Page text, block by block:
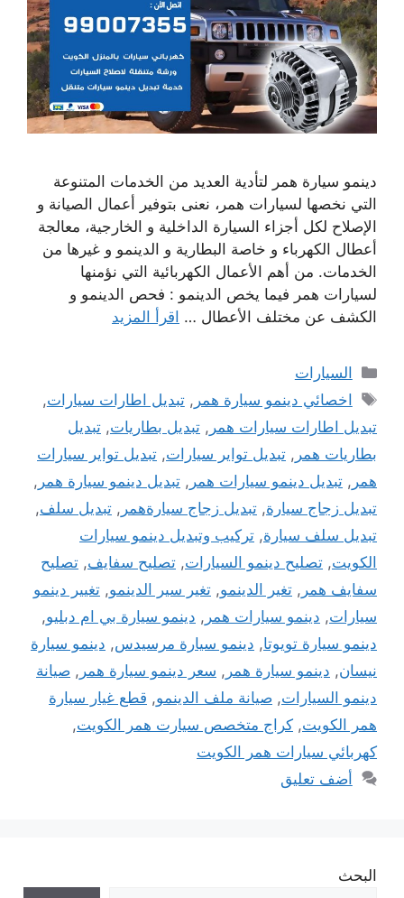
دينمو سيارة همر لتأدية العديد من الخدمات المتنوعة
التي نخصها لسيارات همر، نعنى بتوفير أعمال الصيانة و
الإصلاح لكل أجزاء السيارة الداخلية و الخارجية، معالجة
أعطال الكهرباء و خاصة البطارية و الدينمو و غيرها من
الخدمات. من أهم الأعمال الكهربائية التي نؤمنها
لسيارات همر فيما يخص الدينمو : فحص الدينمو و
الكشف عن مختلف الأعطال … اقرأ المزيد
التصنيفات
السيارات
الوسوم
اخصائي دينمو سيارة همر ,تبديل اطارات سيارات,
تبديل اطارات سيارات همر , تبديل بطاريات, تبديل
بطاريات همر , تبديل تواير سيارات, تبديل تواير سيارات
همر , تبديل دينمو سيارات همر , تبديل دينمو سيارة همر ,
تبديل زجاج سيارة, تبديل زجاج سيارةهمر , تبديل سلف,
تبديل سلف سيارة, تركيب وتبديل دينمو سيارات
الكويت, تصليح دينمو السيارات, تصليح سفايف, تصليح
سفايف همر , تغير الدينمو, تغير سير الدينمو, تغيير دينمو
سيارات, دينمو سيارات همر , دينمو سيارة بي ام دبليو,
دينمو سيارة تويوتا, دينمو سيارة مرسيدس, دينمو سيارة
نيسان, دينمو سيارة همر , سعر دينمو سيارة همر , صيانة
دينمو السيارات, صيانة ملف الدينمو, قطع غيار سيارة
همر الكويت, كراج متخصص سيارت همر الكويت,
كهربائي سيارات همر الكويت
أضف تعليق
البحث